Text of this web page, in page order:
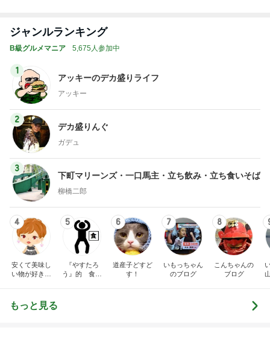
ジャンルランキング
B級グルメマニア 5,675人参加中
1
アッキーのデカ盛りライフ
アッキー
2
デカ盛りんぐ
ガデュ
3
下町マリーンズ・一口馬主・立ち飲み・立ち食いそば
柳橋二郎
4
安くて美味し
い物が好き☆
彡
5
『やすたろ
う』的 食の
備忘録
6
道産子どすど
す！
7
のブログ
8
ブログ
もっと見る